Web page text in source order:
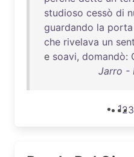
studioso cessò di
guardando la porta
che rivelava un
e soavi, domandò:
Jarro -
123